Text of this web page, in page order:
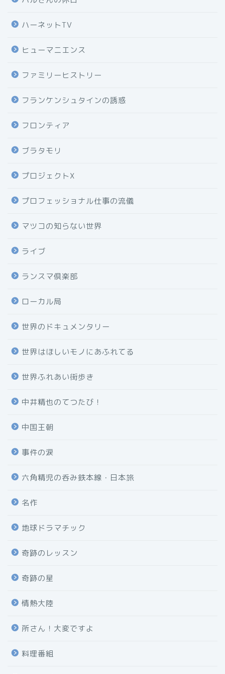
ハーネットTV
ヒューマニエンス
ファミリーヒストリー
フランケンシュタインの誘惑
フロンティア
ブラタモリ
プロジェクトX
プロフェッショナル仕事の流儀
マツコの知らない世界
ライブ
ランスマ倶楽部
ローカル局
世界のドキュメンタリー
世界はほしいモノにあふれてる
世界ふれあい街歩き
中井精也のてつたび！
中国王朝
事件の涙
六角精児の呑み鉄本線・日本旅
名作
地球ドラマチック
奇跡のレッスン
奇跡の星
情熱大陸
所さん！大変ですよ
料理番組